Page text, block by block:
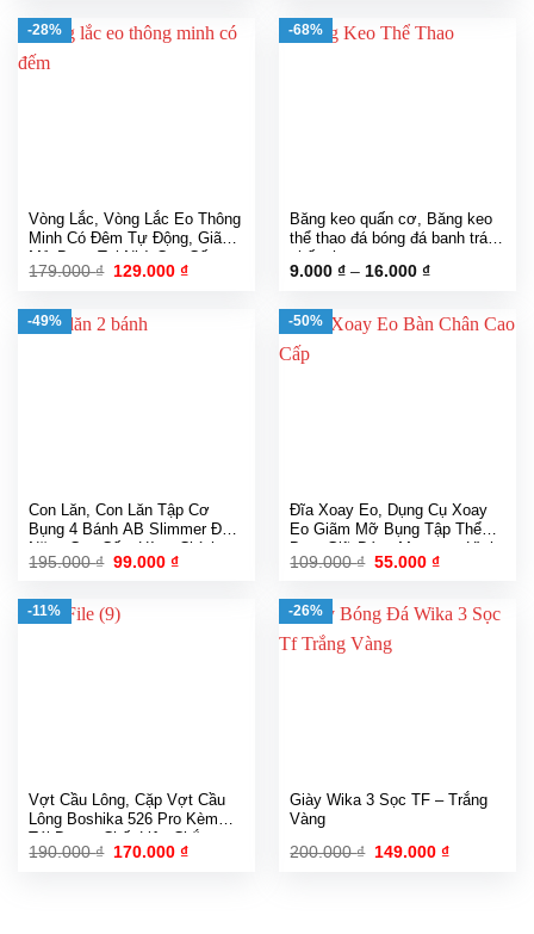
79.000 ₫.là:
29.000 ₫.
199.000 ₫.là:
159.000 ₫.
-28%
Vòng Lắc, Vòng Lắc Eo Thông
Minh Có Đêm Tự Động, Giãm
Mở Bụng Tại Nhà Cao Cấp
179.000₫ Giá
179.000 ₫.
129.000₫Giá
-68%
Băng keo quấn cơ, Băng keo
thể thao đá bóng đá banh tránh
chấn thương
9.000₫ – 16.000₫Khoảng
9.000 ₫
đến
-49%
Con Lăn, Con Lăn Tập Cơ
Bụng 4 Bánh AB Slimmer Đa
Năng Cao Cấp, Hàng Chính
Hãng
195.000₫ Giá
195.000 ₫.
99.000₫Giá
-50%
Đĩa Xoay Eo, Dụng Cụ Xoay
Eo Giãm Mỡ Bụng Tập Thể
Dục, Giữ Dáng Massage Hình
Bàn Chân
109.000₫ Giá
109.000 ₫.
55.000₫Giá
là:
55.000 ₫.
-11%
Vợt Cầu Lông, Cặp Vợt Cầu
Lông Boshika 526 Pro Kèm
Túi Đựng, Chất Liệu Chắc
Chắn Sợi Cacbon Căng Sẵn
190.000₫ Giá
170.000₫Giá
-26%
Giày Wika 3 Sọc TF – Trắng
Vàng
200.000₫ Giá
149.000₫Giá